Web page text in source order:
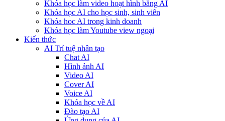
Khóa học làm video hoạt hình bằng AI
Khóa học AI cho học sinh, sinh viên
Khóa hoc AI trong kinh doanh
Khóa học làm Youtube view ngoại
Kiến thức
AI Trí tuệ nhân tạo
Chat AI
Hình ảnh AI
Video AI
Cover AI
Voice AI
Khóa học về AI
Đào tạo AI